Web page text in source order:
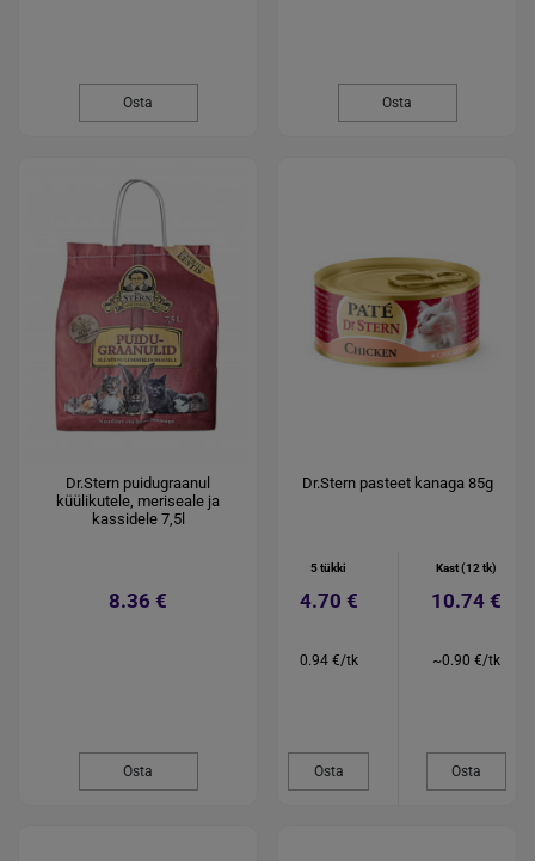
Osta Osta
Dr.Stern puidugraanul
küülikutele, meriseale ja
kassidele 7,5l
8.36 €
Osta
Dr.Stern pasteet kanaga 85g
5 tükki
4.70 €
0.94 €/tk
Osta
Kast (12 tk)
10.74 €
~0.90 €/tk
Osta